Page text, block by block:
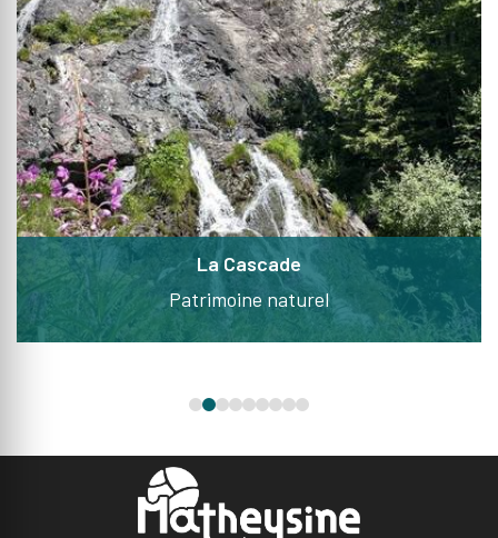
La Cascade
Patrimoine naturel